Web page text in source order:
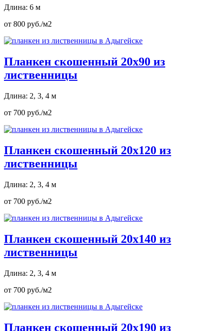
Длина: 6 м
от 800 руб./м2
Планкен скошенный 20х90 из
лиственницы
Длина: 2, 3, 4 м
от 700 руб./м2
Планкен скошенный 20х120 из
лиственницы
Длина: 2, 3, 4 м
от 700 руб./м2
Планкен скошенный 20х140 из
лиственницы
Длина: 2, 3, 4 м
от 700 руб./м2
Планкен скошенный 20х190 из